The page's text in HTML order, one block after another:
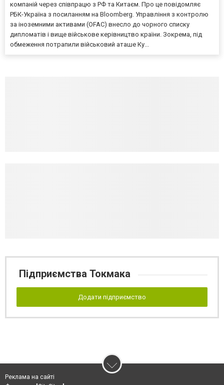
компаній через співпрацю з РФ та Китаєм. Про це повідомляє
РБК-Україна з посиланням на Bloomberg. Управління з контролю
за іноземними активами (OFAC) внесло до чорного списку
дипломатів і вище військове керівництво країни. Зокрема, під
обмеження потрапили військовий аташе Ку...
Підприємства Токмака
Додати підприємство
Реклама на сайті